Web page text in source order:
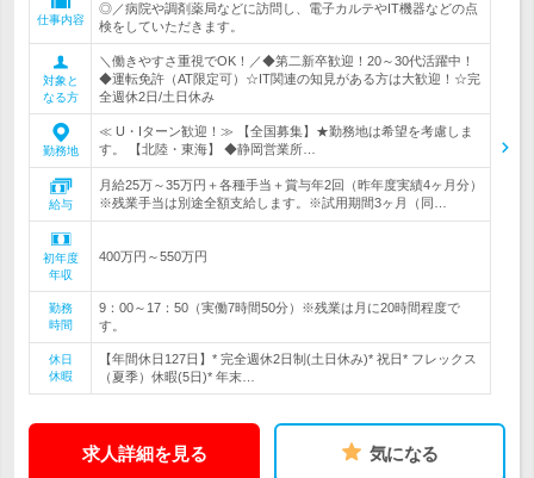
仕事内容
◎／病院や調剤薬局などに訪問し、電子カルテやIT機器などの点
検をしていただきます。
対象と
なる方
＼働きやすさ重視でOK！／◆第二新卒歓迎！20～30代活躍中！
◆運転免許（AT限定可）☆IT関連の知見がある方は大歓迎！☆完
全週休2日/土日休み
勤務地
≪ U・Iターン歓迎！≫ 【全国募集】★勤務地は希望を考慮しま
す。 【北陸・東海】 ◆静岡営業所…
給与
月給25万～35万円＋各種手当＋賞与年2回（昨年度実績4ヶ月分）
※残業手当は別途全額支給します。※試用期間3ヶ月（同…
初年度
年収
400万円～550万円
勤務
時間
9：00～17：50（実働7時間50分）※残業は月に20時間程度で
す。
休日
休暇
【年間休日127日】* 完全週休2日制(土日休み)* 祝日* フレックス
（夏季）休暇(5日)* 年末…
求人詳細を見る 気になる